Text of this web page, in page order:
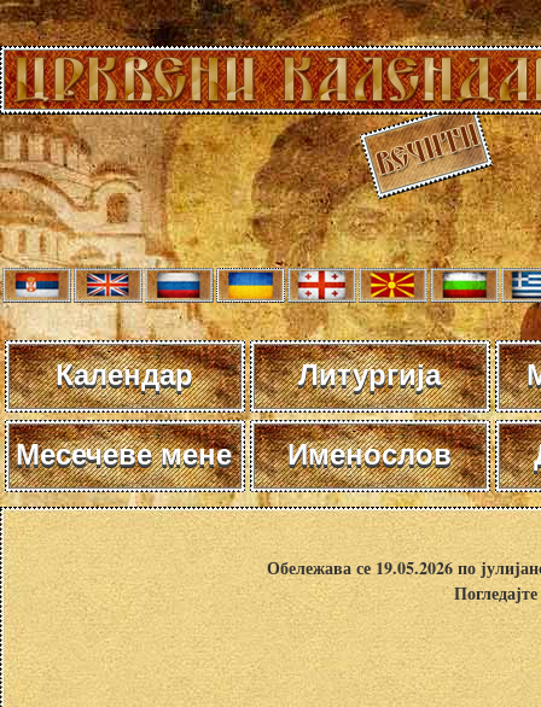
Календар Литургија
Месечеве мене Именослов
Обележава се 19.05.2026 по